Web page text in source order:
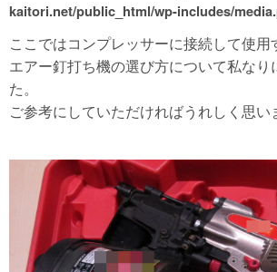
kaitori.net/public_html/wp-includes/
ここではコンプレッサーに接続して使用
エアー釘打ち機の選び方について私なり
た。
ご参考にしていただければうれしく思い